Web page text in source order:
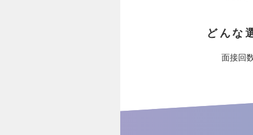
どんな
面接回